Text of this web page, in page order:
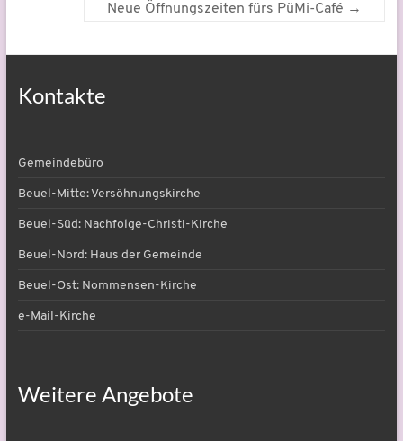
Neue Öffnungszeiten fürs PüMi-Café →
Kontakte
Gemeindebüro
Beuel-Mitte: Versöhnungskirche
Beuel-Süd: Nachfolge-Christi-Kirche
Beuel-Nord: Haus der Gemeinde
Beuel-Ost: Nommensen-Kirche
e-Mail-Kirche
Weitere Angebote